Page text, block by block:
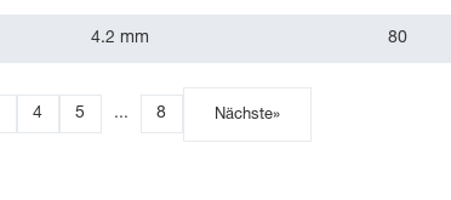
4.2 mm 80
4 5 ... 8 Nächste»